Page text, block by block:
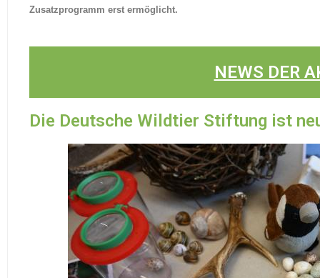
Zusatzprogramm erst ermöglicht.
NEWS DER
Die Deutsche Wildtier Stiftung ist